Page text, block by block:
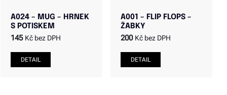
A024 – MUG – HRNEK
S POTISKEM
145 Kč bez DPH
A001 – FLIP FLOPS –
ŽABKY
200 Kč bez DPH